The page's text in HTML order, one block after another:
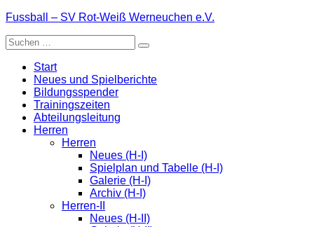
Zum
springen
Fussball – SV Rot-Weiß Werneuchen e.V.
Suche
nach:
Start
Neues und Spielberichte
Bildungsspender
Trainingszeiten
Abteilungsleitung
Herren
Herren
Neues (H-I)
Spielplan und Tabelle (H-I)
Galerie (H-I)
Archiv (H-I)
Herren-II
Neues (H-II)